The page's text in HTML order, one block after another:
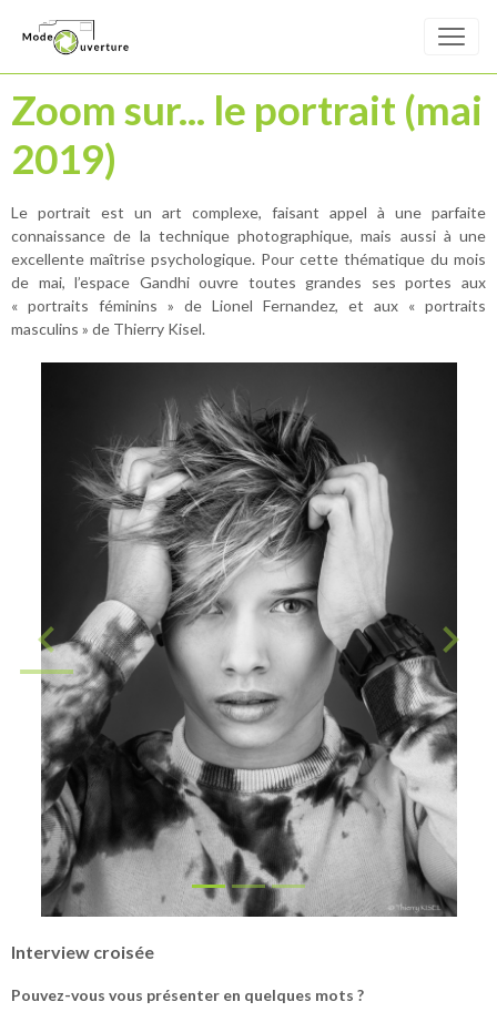
Zoom sur... le portrait (mai
2019)
Le portrait est un art complexe, faisant appel à une parfaite
connaissance de la technique photographique, mais aussi à une
excellente maîtrise psychologique. Pour cette thématique du mois
de mai, l’espace Gandhi ouvre toutes grandes ses portes aux
« portraits féminins » de Lionel Fernandez, et aux « portraits
masculins » de Thierry Kisel.
Interview croisée
Pouvez-vous vous présenter en quelques mots ?